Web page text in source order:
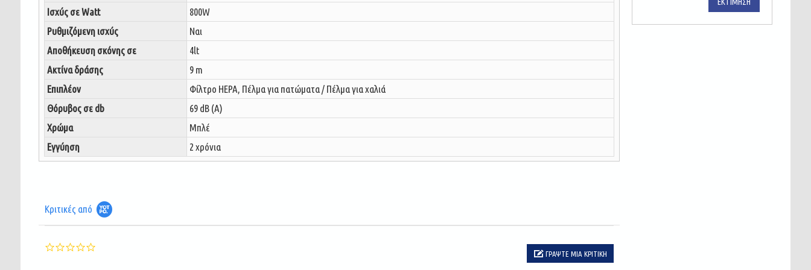
Ισχύς σε Watt
800W
Ρυθμιζόμενη ισχύς
Ναι
Αποθήκευση σκόνης σε
4lt
Ακτίνα δράσης
9 m
Επιπλέον
Φίλτρο HEPA, Πέλμα για πατώματα / Πέλμα για χαλιά
Θόρυβος σε db
69 dB (A)
Χρώμα
Μπλέ
Εγγύηση
2 χρόνια
Κριτικές από
0.0
ΓΡΆΨΤΕ ΜΙΑ ΚΡΙΤΙΚΉ